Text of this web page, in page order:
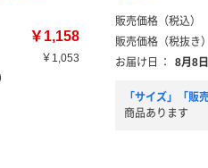
￥1,158
￥1,053
販売価格（税込）
販売価格（税抜き）
お届け日
： 8月8日
「サイズ」「販
商品あります